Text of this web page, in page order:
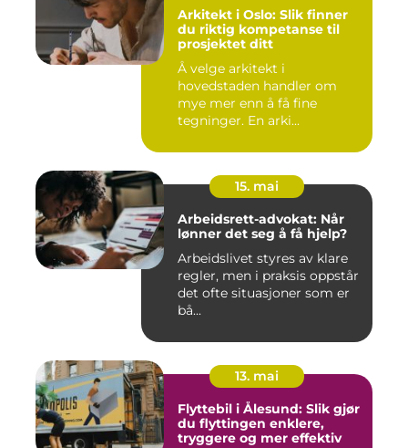
Arkitekt i Oslo: Slik finner
du riktig kompetanse til
prosjektet ditt
Å velge arkitekt i
hovedstaden handler om
mye mer enn å få fine
tegninger. En arki...
15. mai
Arbeidsrett-advokat: Når
lønner det seg å få hjelp?
Arbeidslivet styres av klare
regler, men i praksis oppstår
det ofte situasjoner som er
bå...
13. mai
Flyttebil i Ålesund: Slik gjør
du flyttingen enklere,
tryggere og mer effektiv